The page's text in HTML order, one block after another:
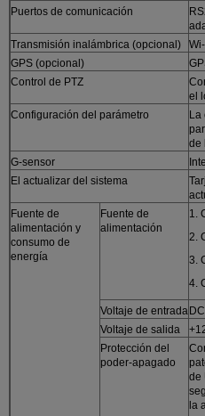
Puertos de comunicación
Transmisión inalámbrica (opcional)
GPS (opcional)
Control de PTZ
el
Configuración del parámetro
La
de
G-sensor
El actualizar del sistema
Fuente de
alimentación y
consumo de
energía
Fuente de
alimentación
1.
2.
3.
4.
Voltaje de entrada
Voltaje de salida
Protección del
poder-apagado
de
la